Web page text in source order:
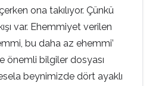
ona takılıyor. Çünkü
var. Ehemmiyet verilen
bu daha az ehemmi’
önemli bilgiler dosyası
beynimizde dört ayaklı